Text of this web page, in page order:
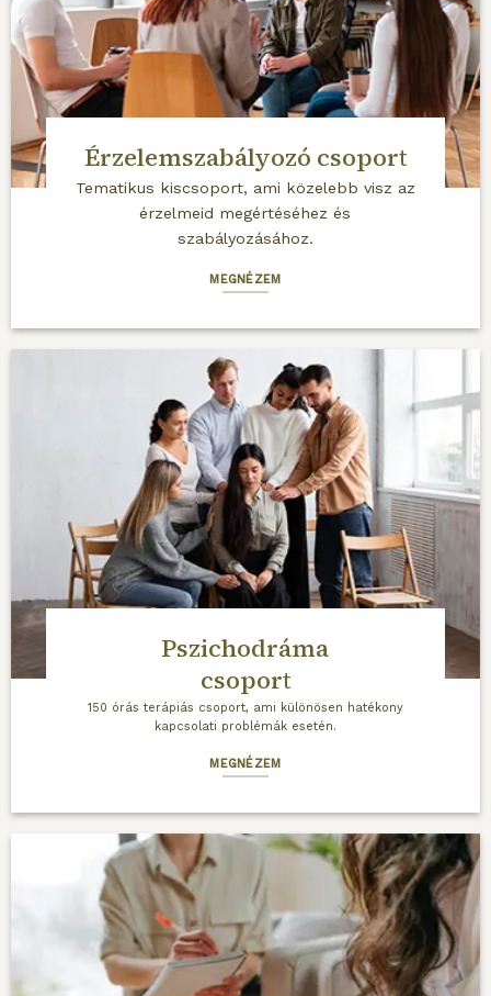
Érzelemszabályozó csoport
Tematikus kiscsoport, ami közelebb visz az
érzelmeid megértéséhez és
szabályozásához.
MEGNÉZEM
Pszichodráma
csoport
150 órás terápiás csoport, ami különösen hatékony
kapcsolati problémák esetén.
MEGNÉZEM